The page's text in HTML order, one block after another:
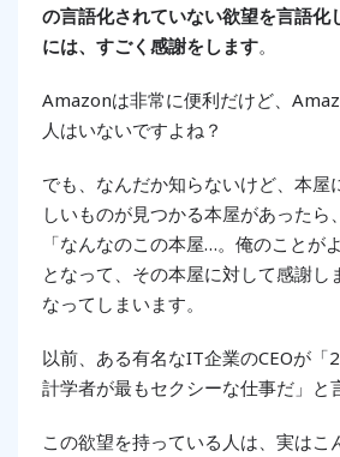
の言語化されていない欲望を言語化
には、すごく感謝をします。
Amazonは非常に便利だけど、
人はいないですよね？
でも、なんだか知らないけど、本屋
しいものが見つかる本屋があったら
「なんなのこの本屋…。俺のことが
となって、その本屋に対して感謝し
なってしまいます。
以前、ある有名なIT企業のCEOが「
計学者が最もセクシーな仕事だ」と
この欲望を持っている人は、実はこ